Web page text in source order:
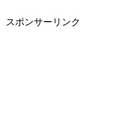
スポンサーリンク